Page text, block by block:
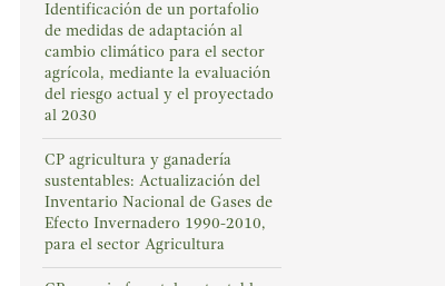
Identificación de un portafolio
de medidas de adaptación al
cambio climático para el sector
agrícola, mediante la evaluación
del riesgo actual y el proyectado
al 2030
CP agricultura y ganadería
sustentables: Actualización del
Inventario Nacional de Gases de
Efecto Invernadero 1990-2010,
para el sector Agricultura